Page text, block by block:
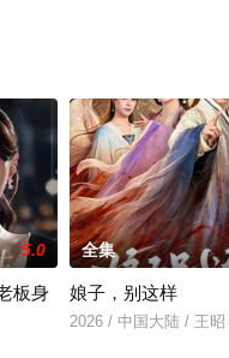
5.0
板身
全集
娘子，别这样
2026 / 中国大陆 / 王昭